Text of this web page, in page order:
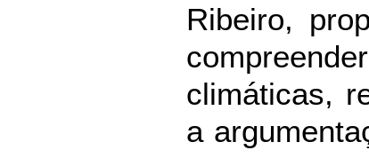
Ribeiro,
climáticas,
a